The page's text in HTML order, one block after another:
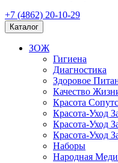
+7 (4862) 20-10-29
Каталог
ЗОЖ
Гигиена
Диагностика
Здоровое
Качество
Красота
Красота-Уход
Красота-Уход
Красота-Уход
Наборы
Народная